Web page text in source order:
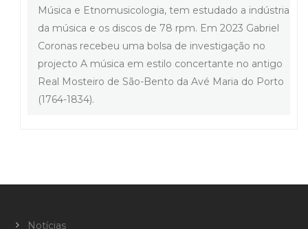
Música e Etnomusicologia, tem estudado a indústria
da música e os discos de 78 rpm. Em 2023 Gabriel
Coronas recebeu uma bolsa de investigação no
projecto A música em estilo concertante no antigo
Real Mosteiro de São-Bento da Avé Maria do Porto
(1764-1834).
Notícias